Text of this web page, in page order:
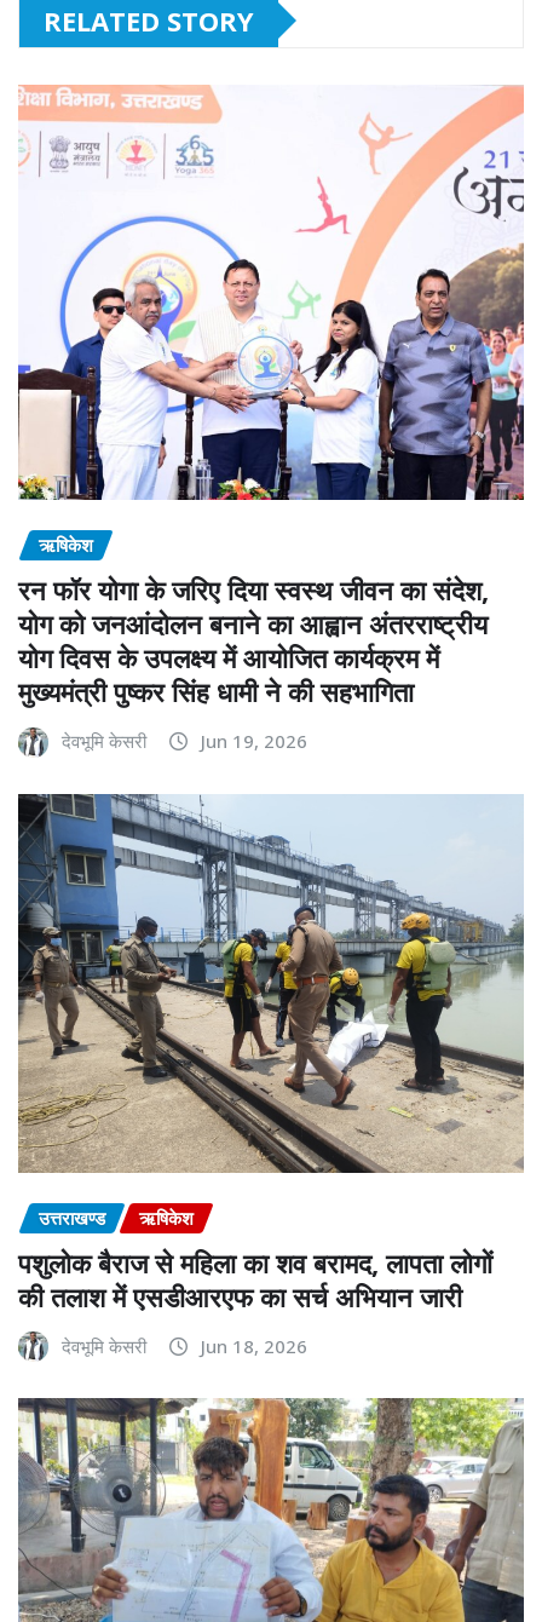
RELATED STORY
ऋषिकेश
रन फॉर योगा के जरिए दिया स्वस्थ जीवन का संदेश,
योग को जनआंदोलन बनाने का आह्वान अंतरराष्ट्रीय
योग दिवस के उपलक्ष्य में आयोजित कार्यक्रम में
मुख्यमंत्री पुष्कर सिंह धामी ने की सहभागिता
देवभूमि केसरी Jun 19, 2026
उत्तराखण्ड ऋषिकेश
पशुलोक बैराज से महिला का शव बरामद, लापता लोगों
की तलाश में एसडीआरएफ का सर्च अभियान जारी
देवभूमि केसरी Jun 18, 2026